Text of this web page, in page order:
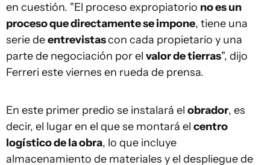
en cuestión. "El proceso expropiatorio no es un
proceso que directamente se impone, tiene una
serie deentrevistascon cada propietario y una
parte de negociación por el valor de tierras", dijo
Ferreri este viernes en rueda de prensa.
En este primer predio se instalará el obrador, es
decir, el lugar en el que se montará el centro
logístico de la obra, lo que incluye
almacenamiento de materiales y el despliegue de